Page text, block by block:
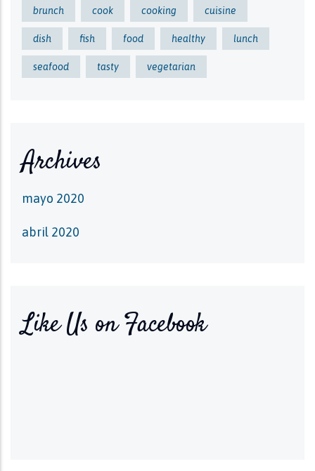
brunch cook cooking cuisine
dish fish food healthy lunch
seafood tasty vegetarian
Archives
mayo 2020
abril 2020
Like Us on Facebook